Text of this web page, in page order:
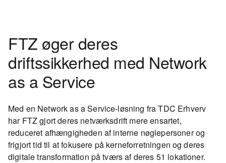
FTZ øger deres
driftssikkerhed med Network
as a Service
Med en Network as a Service-løsning fra TDC Erhverv
har FTZ gjort deres netværksdrift mere ensartet,
reduceret afhængigheden af interne nøglepersoner og
frigjort tid til at fokusere på kerneforretningen og deres
digitale transformation på tværs af deres 51 lokationer.